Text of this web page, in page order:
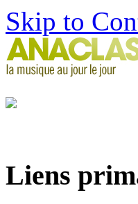
Skip to
Liens